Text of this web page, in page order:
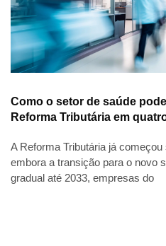
Como o setor de saúde
Reforma Tributária em
A Reforma Tributária já
embora a transição para o novo
gradual até 2033, empresas do